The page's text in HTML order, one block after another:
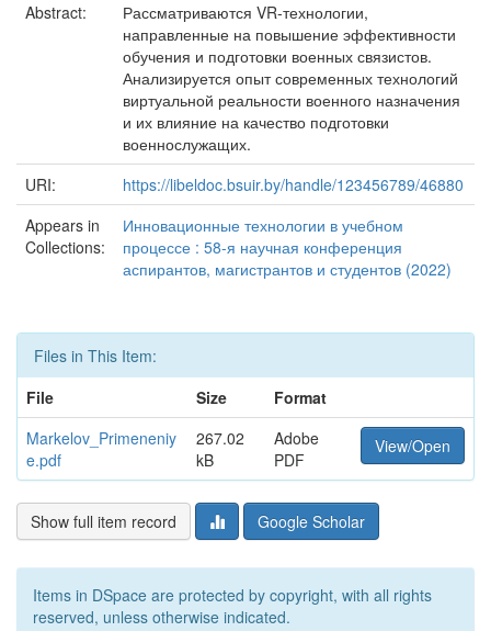
Abstract:
Рассматриваются VR-технологии,
направленные на повышение эффективности
обучения и подготовки военных связистов.
Анализируется опыт современных технологий
виртуальной реальности военного назначения
и их влияние на качество подготовки
военнослужащих.
URI:
https://libeldoc.bsuir.by/handle/123456789/46880
Appears in
Collections:
Инновационные технологии в учебном
процессе : 58-я научная конференция
аспирантов, магистрантов и студентов (2022)
Files in This Item:
File
Size
Format
Markelov_Primeneniy
e.pdf
267.02
kB
Adobe
PDF
View/Open
Show full item record Google Scholar
Items in DSpace are protected by copyright, with all rights
reserved, unless otherwise indicated.